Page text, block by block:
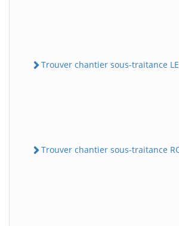
Trouver chantier sous-traitance
Trouver chantier sous-traitance